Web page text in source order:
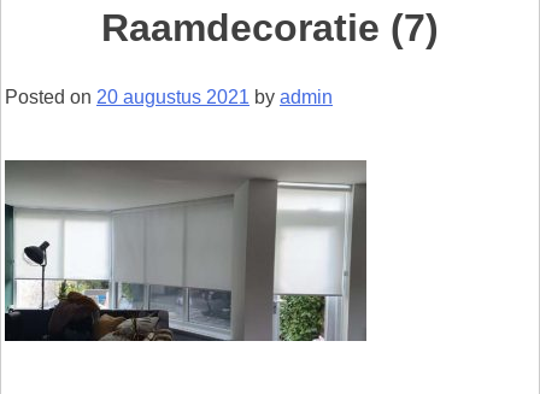
Raamdecoratie (7)
Posted on 20 augustus 2021 by admin